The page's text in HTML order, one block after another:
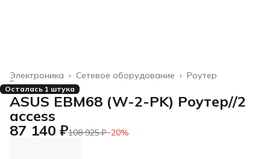
Роутер
Сетевое оборудование ›
Электроника ›
Главная ›
Осталась 1 штука
ASUS EBM68 (W-2-PK) Роутер//2
access
87 140 ₽108 925 ₽−20%